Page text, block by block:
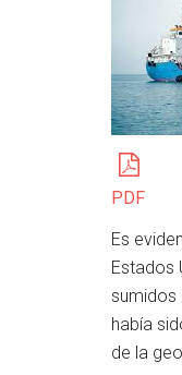
PDF
Es
Estados
sumidos
había
de la